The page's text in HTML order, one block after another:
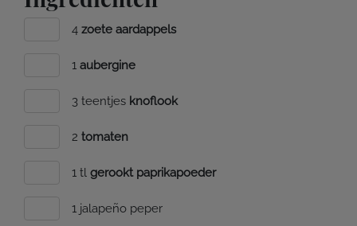
4 zoete aardappels
1 aubergine
3 teentjes knoflook
2 tomaten
1 tl gerookt paprikapoeder
1 jalapeño peper